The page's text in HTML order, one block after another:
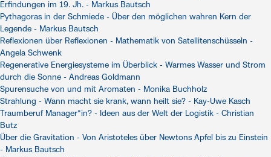
Erfindungen im 19. Jh. - Markus Bautsch
Pythagoras in der Schmiede - Über den möglichen wahren Kern der
Legende - Markus Bautsch
Reflexionen über Reflexionen - Mathematik von Satellitenschüsseln -
Angela Schwenk
Regenerative Energiesysteme im Überblick - Warmes Wasser und Strom
durch die Sonne - Andreas Goldmann
Spurensuche von und mit Aromaten - Monika Buchholz
Strahlung - Wann macht sie krank, wann heilt sie? - Kay-Uwe Kasch
Traumberuf Manager*in? - Ideen aus der Welt der Logistik - Christian
Butz
Über die Gravitation - Von Aristoteles über Newtons Apfel bis zu Einstein
- Markus Bautsch